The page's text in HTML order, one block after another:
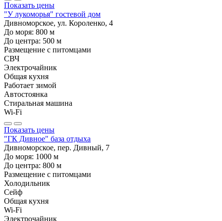
Показать цены
"У лукоморья" гостевой дом
Дивноморское, ул. Короленко, 4
До моря: 800 м
До центра: 500 м
Размещение с питомцами
СВЧ
Электрочайник
Общая кухня
Работает зимой
Автостоянка
Стиральная машина
Wi-Fi
Показать цены
"ГК Дивное" база отдыха
Дивноморское, пер. Дивный, 7
До моря: 1000 м
До центра: 800 м
Размещение с питомцами
Холодильник
Сейф
Общая кухня
Wi-Fi
Электрочайник